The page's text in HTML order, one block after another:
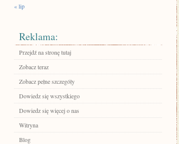
« lip
Reklama:
Przejdź na stronę tutaj
Zobacz teraz
Zobacz pełne szczegóły
Dowiedz się wszystkiego
Dowiedz się więcej o nas
Witryna
Blog